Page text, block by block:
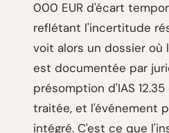
000 EUR d'écart
reflétant l'incertitude
voit alors un dossier où
est documentée par
présomption d'IAS
traitée, et l'événement
intégré. C'est ce que